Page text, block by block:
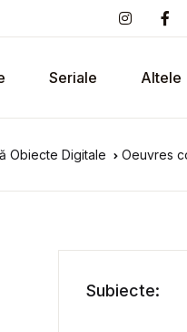
Seriale Altele
Obiecte Digitale Oeuvres
Subiecte: